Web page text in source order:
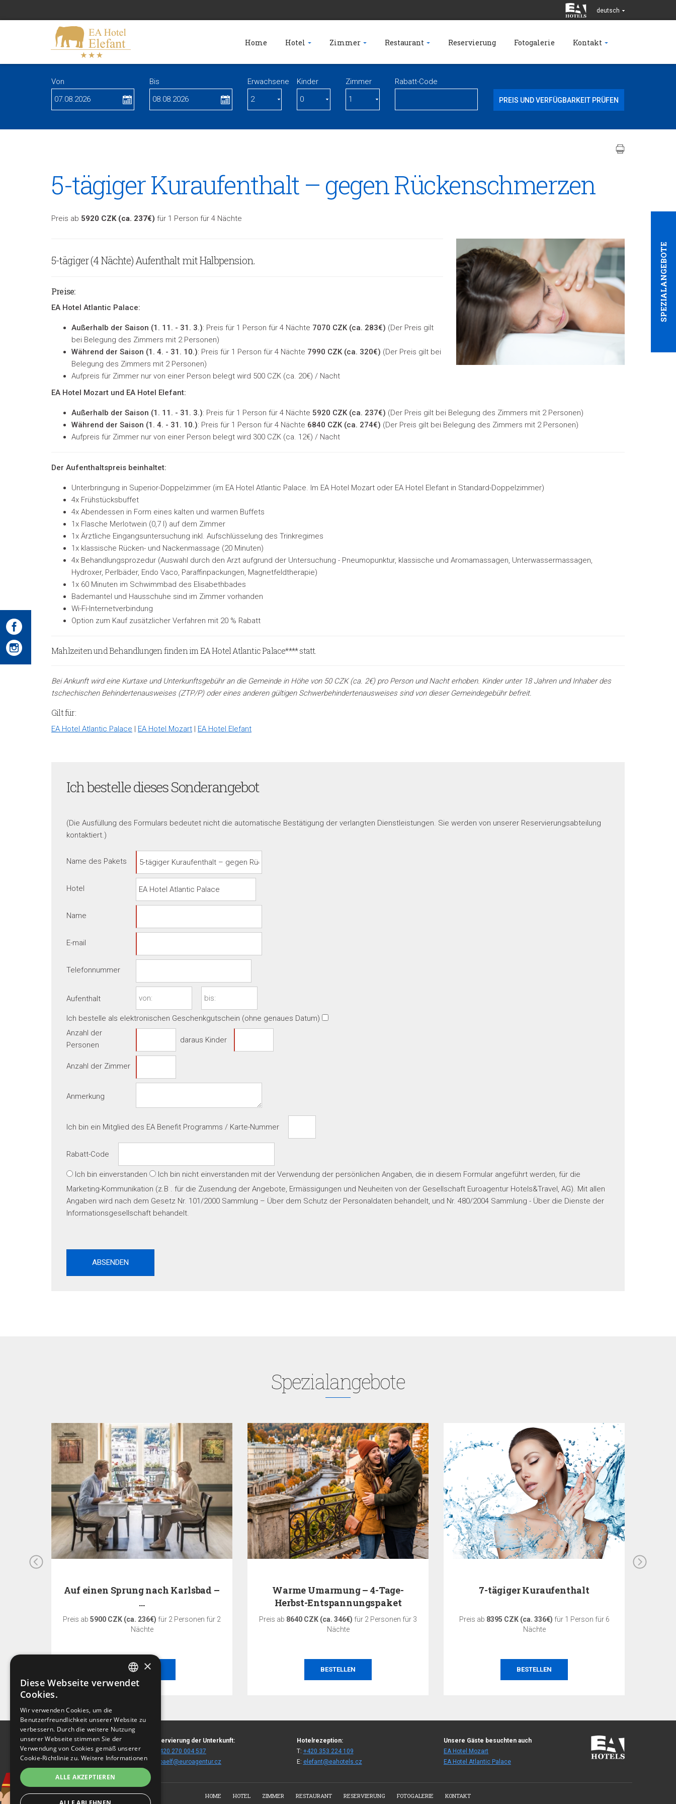
deutsch
Home Hotel Zimmer Restaurant Reservierung Fotogalerie Kontakt
Von Bis Erwachsene Kinder Zimmer Rabatt-Code
Der beste Preis nur wenn Sie auf diesen Web-
Seiten reservieren!
PREIS UND VERFÜGBARKEIT
SPEZIALANGEBOTE
5-tägiger Kuraufenthalt – gegen Rückenschmerzen
Preis ab 5920 CZK (ca. 237€) für 1 Person für 4 Nächte
5-tägiger (4 Nächte) Aufenthalt mit Halbpension.
Preise:
EA Hotel Atlantic Palace:
Außerhalb der Saison (1. 11. - 31. 3.): Preis für 1 Person für 4 Nächte 7070 CZK (ca. 283€) (Der Preis gilt
bei Belegung des Zimmers mit 2 Personen)
Während der Saison (1. 4. - 31. 10.): Preis für 1 Person für 4 Nächte 7990 CZK (ca. 320€) (Der Preis gilt bei
Belegung des Zimmers mit 2 Personen)
Aufpreis für Zimmer nur von einer Person belegt wird 500 CZK (ca. 20€) / Nacht
EA Hotel Mozart und EA Hotel Elefant:
Außerhalb der Saison (1. 11. - 31. 3.): Preis für 1 Person für 4 Nächte 5920 CZK (ca. 237€) (Der Preis gilt bei Belegung des Zimmers mit 2 Personen)
Während der Saison (1. 4. - 31. 10.): Preis für 1 Person für 4 Nächte 6840 CZK (ca. 274€) (Der Preis gilt bei Belegung des Zimmers mit 2 Personen)
Aufpreis für Zimmer nur von einer Person belegt wird 300 CZK (ca. 12€) / Nacht
Der Aufenthaltspreis beinhaltet:
Unterbringung in Superior-Doppelzimmer (im EA Hotel Atlantic Palace. Im EA Hotel Mozart oder EA Hotel Elefant in Standard-Doppelzimmer)
4x Frühstücksbuffet
4x Abendessen in Form eines kalten und warmen Buffets
1x Flasche Merlotwein (0,7 l) auf dem Zimmer
1x Ärztliche Eingangsuntersuchung inkl. Aufschlüsselung des Trinkregimes
1x klassische Rücken- und Nackenmassage (20 Minuten)
4x Behandlungsprozedur (Auswahl durch den Arzt aufgrund der Untersuchung - Pneumopunktur, klassische und Aromamassagen, Unterwassermassagen,
Hydroxer, Perlbäder, Endo Vaco, Paraffinpackungen, Magnetfeldtherapie)
1x 60 Minuten im Schwimmbad des Elisabethbades
Bademantel und Hausschuhe sind im Zimmer vorhanden
Wi-Fi-Internetverbindung
Option zum Kauf zusätzlicher Verfahren mit 20 % Rabatt
Mahlzeiten und Behandlungen finden im EA Hotel Atlantic Palace**** statt.
Bei Ankunft wird eine Kurtaxe und Unterkunftsgebühr an die Gemeinde in Höhe von 50 CZK (ca. 2€) pro Person und Nacht erhoben. Kinder unter 18 Jahren und Inhaber des
tschechischen Behindertenausweises (ZTP/P) oder eines anderen gültigen Schwerbehindertenausweises sind von dieser Gemeindegebühr befreit.
Gilt für:
EA Hotel Atlantic Palace | EA Hotel Mozart | EA Hotel Elefant
Ich bestelle dieses Sonderangebot
(Die Ausfüllung des Formulars bedeutet nicht die automatische Bestätigung der verlangten Dienstleistungen. Sie werden von unserer Reservierungsabteilung
kontaktiert.)
Name des Pakets
Hotel
Name
E-mail
Telefonnummer
Aufenthalt
Ich bestelle als elektronischen Geschenkgutschein (ohne genaues Datum)
Anzahl der
Personen
daraus Kinder
Anzahl der Zimmer
Anmerkung
Ich bin ein Mitglied des EA Benefit Programms / Karte-Nummer
Rabatt-Code
Ich bin einverstanden Ich bin nicht einverstanden mit der Verwendung der persönlichen Angaben, die in diesem Formular angeführt werden, für die
Marketing-Kommunikation (z.B . für die Zusendung der Angebote, Ermässigungen und Neuheiten von der Gesellschaft Euroagentur Hotels&Travel, AG). Mit allen
Angaben wird nach dem Gesetz Nr. 101/2000 Sammlung – Über dem Schutz der Personaldaten behandelt, und Nr. 480/2004 Sammlung - Über die Dienste der
Informationsgesellschaft behandelt.
Spezialangebote
Auf einen Sprung nach Karlsbad –
…
Preis ab 5900 CZK (ca. 236€) für 2 Personen für 2
Nächte
BESTELLEN
Warme Umarmung – 4-Tage-
Herbst-Entspannungspaket
Preis ab 8640 CZK (ca. 346€) für 2 Personen für 3
Nächte
BESTELLEN
7-tägiger Kuraufenthalt
Preis ab 8395 CZK (ca. 336€) für 1 Person für 6
Nächte
BESTELLEN
Stará Louka 30
360 01 Karlovy Vary
( landkarte
Reservierung der Unterkunft:
+420 270 004 537
spaelf@euroagentur.cz
Hotelrezeption:
T: +420 353 224 109
E: elefant@eahotels.cz
Unsere Gäste besuchten auch
EA Hotel Mozart
EA Hotel Atlantic Palace
HOME HOTEL ZIMMER RESTAURANT RESERVIERUNG FOTOGALERIE KONTAKT
CZECH
GERMAN
×
Diese Webseite verwendet
Cookies.
Wir verwenden Cookies, um die
Benutzerfreundlichkeit unserer Website zu
verbessern. Durch die weitere Nutzung
unserer Webseite stimmen Sie der
Verwendung von Cookies gemäß unserer
Cookie-Richtlinie zu. Weitere Informationen
ALLE AKZEPTIEREN